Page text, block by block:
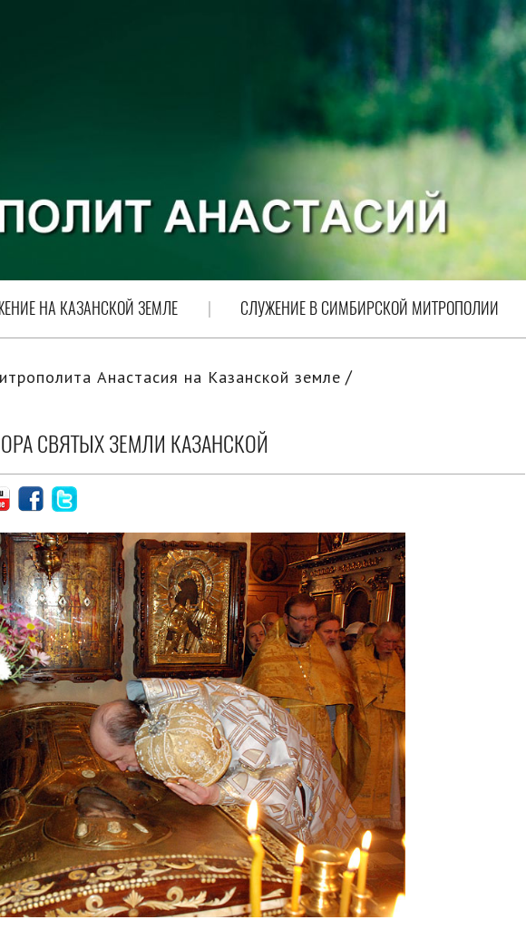
НА КАЗАНСКОЙ ЗЕМЛЕ СЛУЖЕНИЕ В СИМБИРСКОЙ МИТРОПОЛИИ
Анастасия на Казанской земле
СВЯТЫХ ЗЕМЛИ КАЗАНСКОЙ